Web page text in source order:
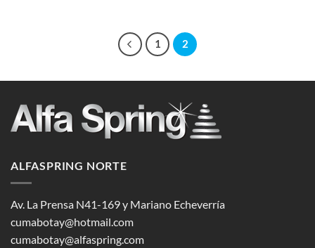
1 2
ALFASPRING NORTE
Av. La Prensa N41-169 y Mariano Echeverría
cumabotay@hotmail.com
cumabotay@alfaspring.com